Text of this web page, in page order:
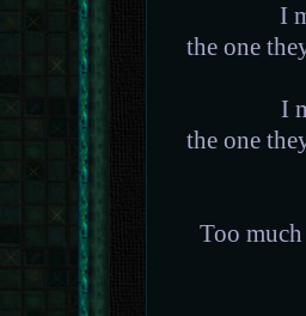
I
the one
I
the one
Too